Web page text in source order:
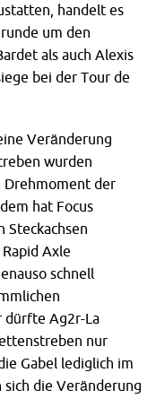
handelt es
um den
als auch Alexis
bei der Tour de
Veränderung
wurden
Drehmoment der
hat Focus
Steckachsen
Axle
schnell
dürfte Ag2r-La
nur
Gabel lediglich im
die Veränderung